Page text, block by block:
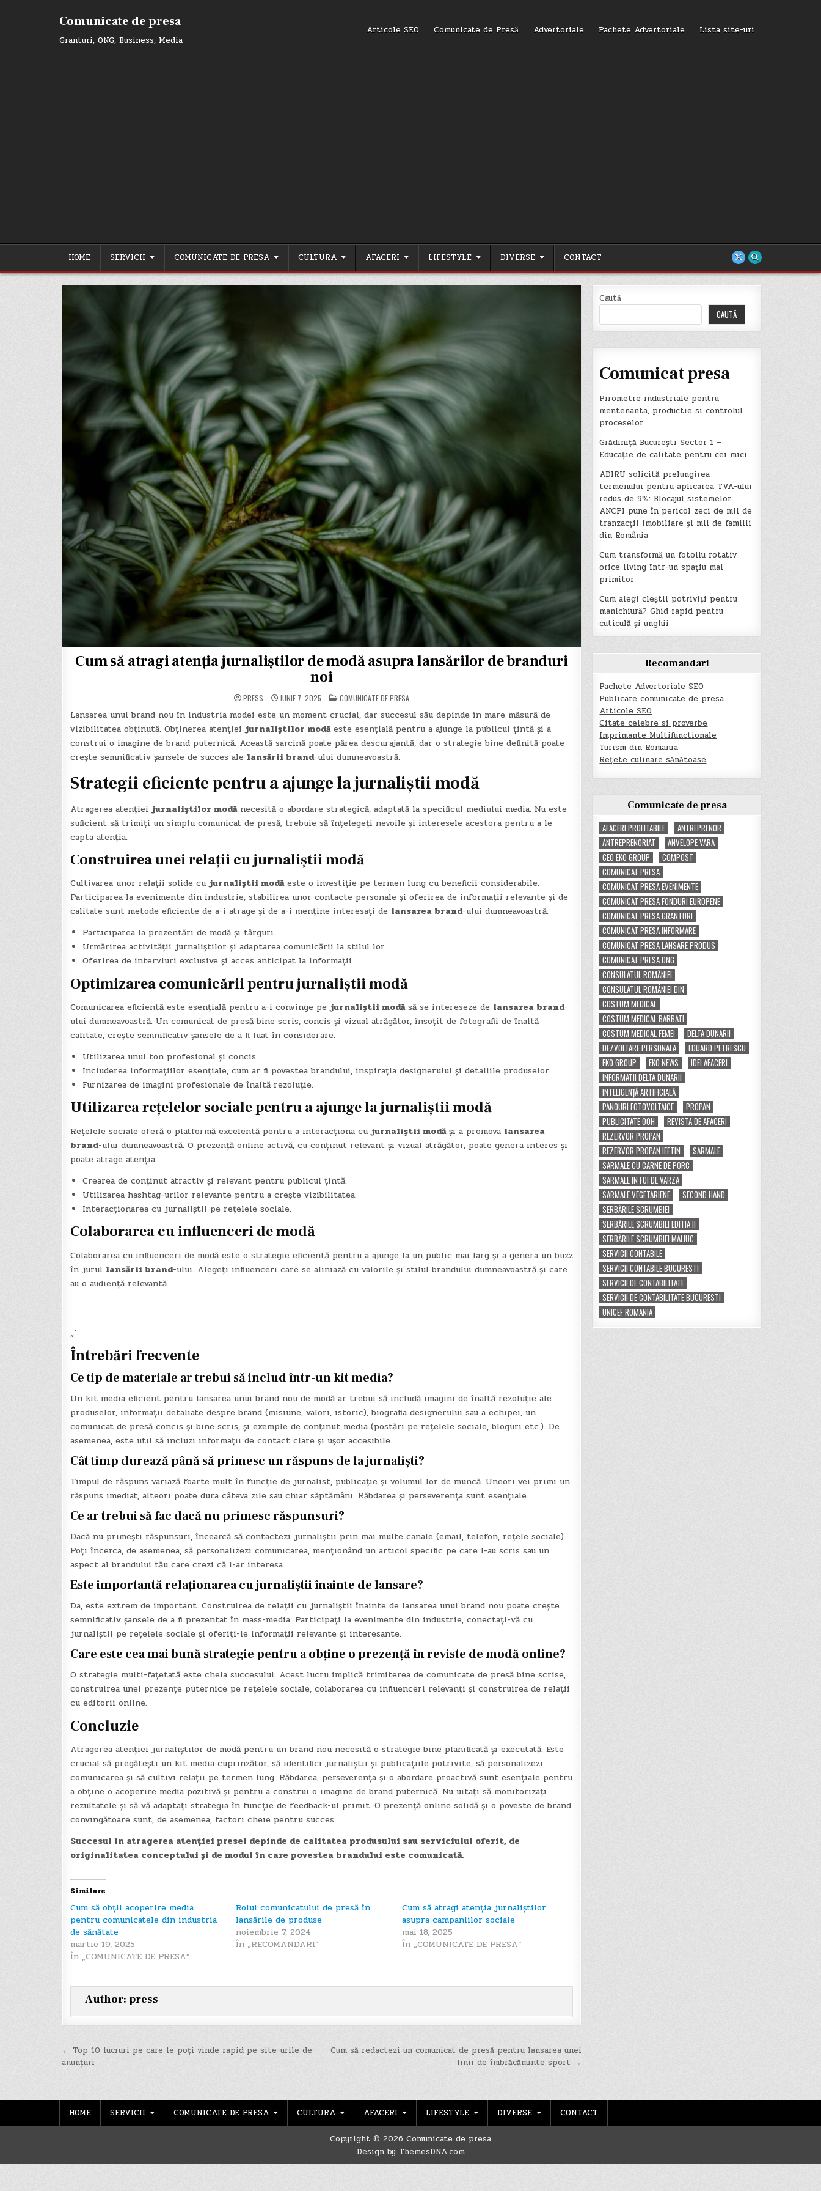
Comunicate de presa
Granturi, ONG, Business, Media
Articole SEO Comunicate de Presă Advertoriale Pachete Advertoriale Lista site-uri
HOME SERVICII COMUNICATE DE PRESA CULTURA AFACERI LIFESTYLE DIVERSE CONTACT
Cum să atragi atenția jurnaliștilor de modă asupra lansărilor de branduri
noi
PRESS IUNIE 7, 2025 POSTED
IN
COMUNICATE DE PRESA
Lansarea unui brand nou în industria modei este un moment crucial, dar succesul său depinde în mare măsură de
vizibilitatea obținută. Obținerea atențieijurnaliștilor modăeste esențială pentru a ajunge la publicul țintă și a
construi o imagine de brand puternică. Această sarcină poate părea descurajantă, dar o strategie bine definită poate
crește semnificativ șansele de succes ale lansării brand-ului dumneavoastră.
Strategii eficiente pentru a ajunge la jurnaliștii modă
Atragerea atențieijurnaliștilor modănecesită o abordare strategică, adaptată la specificul mediului media. Nu este
suficient să trimiți un simplu comunicat de presă; trebuie să înțelegeți nevoile și interesele acestora pentru a le
capta atenția.
Construirea unei relații cu jurnaliștii modă
Cultivarea unor relații solide cujurnaliștii modăeste o investiție pe termen lung cu beneficii considerabile.
Participarea la evenimente din industrie, stabilirea unor contacte personale și oferirea de informații relevante și de
calitate sunt metode eficiente de a-i atrage și de a-i menține interesați de lansarea brand-ului dumneavoastră.
Participarea la prezentări de modă și târguri.
Urmărirea activității jurnaliștilor și adaptarea comunicării la stilul lor.
Oferirea de interviuri exclusive și acces anticipat la informații.
Optimizarea comunicării pentru jurnaliștii modă
Comunicarea eficientă este esențială pentru a-i convinge pejurnaliștii modăsă se intereseze de lansarea brand-
ului dumneavoastră. Un comunicat de presă bine scris, concis și vizual atrăgător, însoțit de fotografii de înaltă
calitate, crește semnificativ șansele de a fi luat în considerare.
Utilizarea unui ton profesional și concis.
Includerea informațiilor esențiale, cum ar fi povestea brandului, inspirația designerului și detaliile produselor.
Furnizarea de imagini profesionale de înaltă rezoluție.
Utilizarea rețelelor sociale pentru a ajunge la jurnaliștii modă
Rețelele sociale oferă o platformă excelentă pentru a interacționa cujurnaliștii modăși a promova lansarea
brand-ului dumneavoastră. O prezență online activă, cu conținut relevant și vizual atrăgător, poate genera interes și
poate atrage atenția.
Crearea de conținut atractiv și relevant pentru publicul țintă.
Utilizarea hashtag-urilor relevante pentru a crește vizibilitatea.
Interacționarea cu jurnaliștii pe rețelele sociale.
Colaborarea cu influenceri de modă
Colaborarea cu influenceri de modă este o strategie eficientă pentru a ajunge la un public mai larg și a genera un buzz
în jurul lansării brand-ului. Alegeți influenceri care se aliniază cu valorile și stilul brandului dumneavoastră și care
au o audiență relevantă.
„`
Întrebări frecvente
Ce tip de materiale ar trebui să includ într-un kit media?
Un kit media eficient pentru lansarea unui brand nou de modă ar trebui să includă imagini de înaltă rezoluție ale
produselor, informații detaliate despre brand (misiune, valori, istoric), biografia designerului sau a echipei, un
comunicat de presă concis și bine scris, și exemple de conținut media (postări pe rețelele sociale, bloguri etc.). De
asemenea, este util să incluzi informații de contact clare și ușor accesibile.
Cât timp durează până să primesc un răspuns de la jurnaliști?
Timpul de răspuns variază foarte mult în funcție de jurnalist, publicație și volumul lor de muncă. Uneori vei primi un
răspuns imediat, alteori poate dura câteva zile sau chiar săptămâni. Răbdarea și perseverența sunt esențiale.
Ce ar trebui să fac dacă nu primesc răspunsuri?
Dacă nu primești răspunsuri, încearcă să contactezi jurnaliștii prin mai multe canale (email, telefon, rețele sociale).
Poți încerca, de asemenea, să personalizezi comunicarea, menționând un articol specific pe care l-au scris sau un
aspect al brandului tău care crezi că i-ar interesa.
Este importantă relaționarea cu jurnaliștii înainte de lansare?
Da, este extrem de important. Construirea de relații cu jurnaliștii înainte de lansarea unui brand nou poate crește
semnificativ șansele de a fi prezentat în mass-media. Participați la evenimente din industrie, conectați-vă cu
jurnaliștii pe rețelele sociale și oferiți-le informații relevante și interesante.
Care este cea mai bună strategie pentru a obține o prezență în reviste de modă online?
O strategie multi-fațetată este cheia succesului. Acest lucru implică trimiterea de comunicate de presă bine scrise,
construirea unei prezențe puternice pe rețelele sociale, colaborarea cu influenceri relevanți și construirea de relații
cu editorii online.
Concluzie
Atragerea atenției jurnaliștilor de modă pentru un brand nou necesită o strategie bine planificată și executată. Este
crucial să pregătești un kit media cuprinzător, să identifici jurnaliștii și publicațiile potrivite, să personalizezi
comunicarea și să cultivi relații pe termen lung. Răbdarea, perseverența și o abordare proactivă sunt esențiale pentru
a obține o acoperire media pozitivă și pentru a construi o imagine de brand puternică. Nu uitați să monitorizați
rezultatele și să vă adaptați strategia în funcție de feedback-ul primit. O prezență online solidă și o poveste de brand
convingătoare sunt, de asemenea, factori cheie pentru succes.
Succesul în atragerea atenției presei depinde de calitatea produsului sau serviciului oferit, de
originalitatea conceptului și de modul în care povestea brandului este comunicată.
Similare
Cum să obții acoperire media
pentru comunicatele din industria
de sănătate
martie 19, 2025
În „COMUNICATE DE PRESA”
Rolul comunicatului de presă în
lansările de produse
noiembrie 7, 2024
În „RECOMANDARI”
Cum să atragi atenția jurnaliștilor
asupra campaniilor sociale
mai 18, 2025
În „COMUNICATE DE PRESA”
Author: press
Navigare
în
Cum să redactezi un comunicat de presă pentru lansarea unei
linii de îmbrăcăminte sport →
← Top 10 lucruri pe care le poți vinde rapid pe site-urile de
anunțuri
Caută
CAUTĂ
Comunicat presa
Pirometre industriale pentru
mentenanta, productie si controlul
proceselor
Grădiniță București Sector 1 –
Educație de calitate pentru cei mici
ADIRU solicită prelungirea
termenului pentru aplicarea TVA-ului
redus de 9%: Blocajul sistemelor
ANCPI pune în pericol zeci de mii de
tranzacții imobiliare și mii de familii
din România
Cum transformă un fotoliu rotativ
orice living într-un spațiu mai
primitor
Cum alegi cleștii potriviți pentru
manichiură? Ghid rapid pentru
cuticulă și unghii
Recomandari
Pachete Advertoriale SEO
Publicare comunicate de presa
Articole SEO
Citate celebre si proverbe
Imprimante Multifunctionale
Turism din Romania
Rețete culinare sănătoase
Comunicate de presa
AFACERI PROFITABILE
ANTREPRENOR
ANTREPRENORIAT
ANVELOPE VARA
CEO EKO GROUP
COMPOST
COMUNICAT PRESA
COMUNICAT PRESA EVENIMENTE
COMUNICAT PRESA FONDURI EUROPENE
COMUNICAT PRESA GRANTURI
COMUNICAT PRESA INFORMARE
COMUNICAT PRESA LANSARE PRODUS
COMUNICAT PRESA ONG
CONSULATUL ROMÂNIEI
CONSULATUL ROMÂNIEI DIN
COSTUM MEDICAL
COSTUM MEDICAL BARBATI
COSTUM MEDICAL FEMEI
DELTA DUNARII
DEZVOLTARE PERSONALA
EDUARD PETRESCU
EKO GROUP
EKO NEWS
IDEI AFACERI
INFORMATII DELTA DUNARII
INTELIGENȚĂ ARTIFICIALĂ
PANOURI FOTOVOLTAICE
PROPAN
PUBLICITATE OOH
REVISTA DE AFACERI
REZERVOR PROPAN
REZERVOR PROPAN IEFTIN
SARMALE
SARMALE CU CARNE DE PORC
SARMALE IN FOI DE VARZA
SARMALE VEGETARIENE
SECOND HAND
SERBĂRILE SCRUMBIEI
SERBĂRILE SCRUMBIEI EDITIA II
SERBĂRILE SCRUMBIEI MALIUC
SERVICII CONTABILE
SERVICII CONTABILE BUCURESTI
SERVICII DE CONTABILITATE
SERVICII DE CONTABILITATE BUCURESTI
UNICEF ROMANIA
HOME SERVICII COMUNICATE DE PRESA CULTURA AFACERI LIFESTYLE DIVERSE CONTACT
Copyright © 2026 Comunicate de presa
Design by ThemesDNA.com